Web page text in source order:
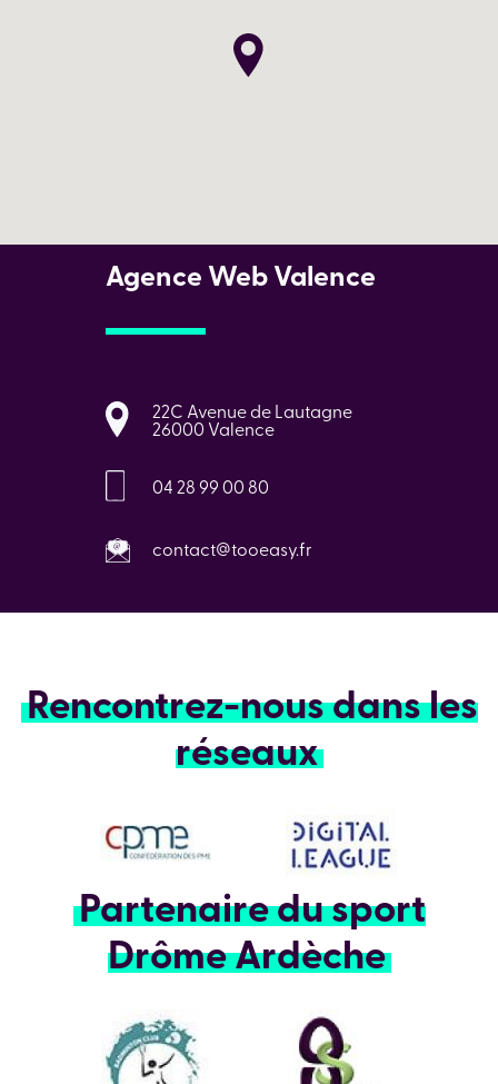
Agence Web Valence
22C Avenue de Lautagne
26000 Valence
04 28 99 00 80
contact@tooeasy.fr
Rencontrez-nous dans les
réseaux
Partenaire du sport
Drôme Ardèche